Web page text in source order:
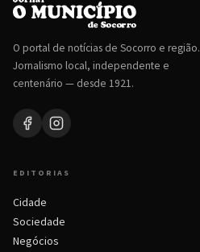
O portal de notícias de Socorro e região.
Jornalismo local, independente e
centenário — desde 1921.
EDITORIAS
Cidade
Sociedade
Negócios